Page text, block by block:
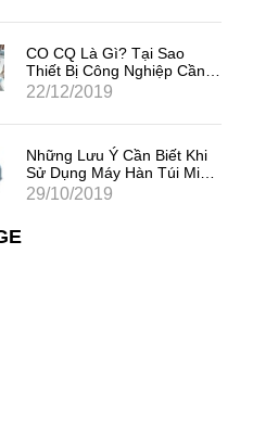
CO CQ Là Gì? Tại Sao
Thiết Bị Công Nghiệp Cần
Có CO CQ?
22/12/2019
Những Lưu Ý Cần Biết Khi
Sử Dụng Máy Hàn Túi Mini
Dập Tay
29/10/2019